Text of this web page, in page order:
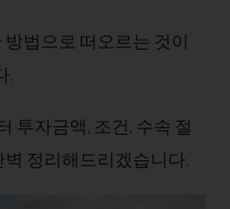
법으로 떠오르는 것이
.
투자금액, 조건, 수속 절
정리해드리겠습니다.